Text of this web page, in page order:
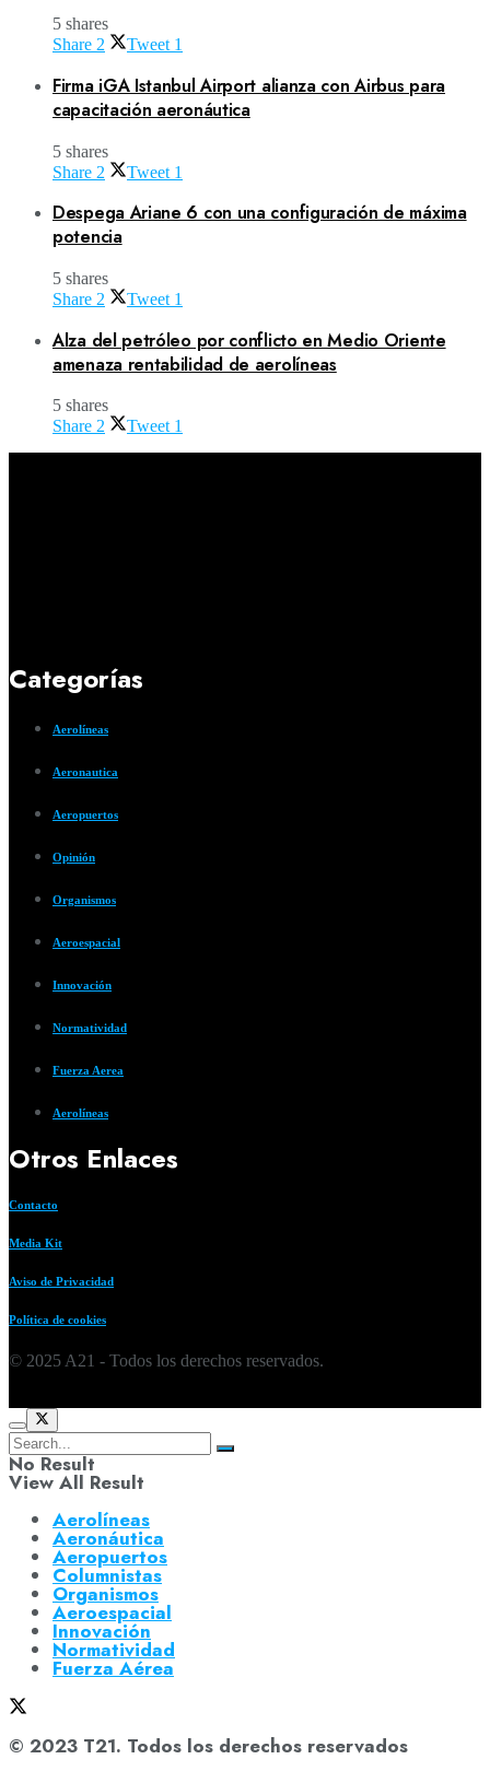
5 shares
Share 2 Tweet 1
Firma iGA Istanbul Airport alianza con Airbus para
capacitación aeronáutica
5 shares
Share 2 Tweet 1
Despega Ariane 6 con una configuración de máxima
potencia
5 shares
Share 2 Tweet 1
Alza del petróleo por conflicto en Medio Oriente
amenaza rentabilidad de aerolíneas
5 shares
Share 2 Tweet 1
Categorías
Aerolíneas
Aeronautica
Aeropuertos
Opinión
Organismos
Aeroespacial
Innovación
Normatividad
Fuerza Aerea
Aerolíneas
Otros Enlaces
Contacto
Media Kit
Aviso de Privacidad
Política de cookies
© 2025 A21 - Todos los derechos reservados.
No Result
View All Result
Aerolíneas
Aeronáutica
Aeropuertos
Columnistas
Organismos
Aeroespacial
Innovación
Normatividad
Fuerza Aérea
© 2023 T21. Todos los derechos reservados